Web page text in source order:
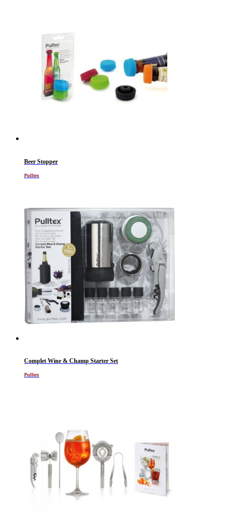
Beer Stopper
Pulltex
Complet Wine & Champ Starter Set
Pulltex